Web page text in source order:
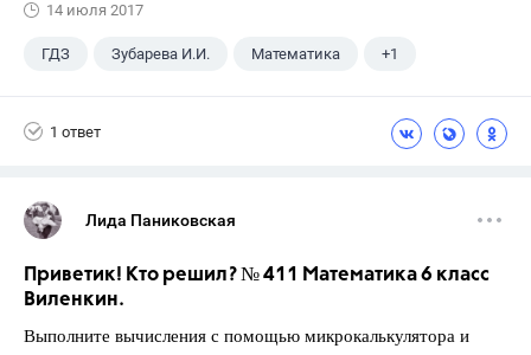
14 июля 2017
ГДЗ Зубарева И.И. Математика +1
1 ответ
Лида Паниковская
Приветик! Кто решил? № 411 Математика 6 класс
Виленкин.
Выполните вычисления с помощью микрокалькулятора и